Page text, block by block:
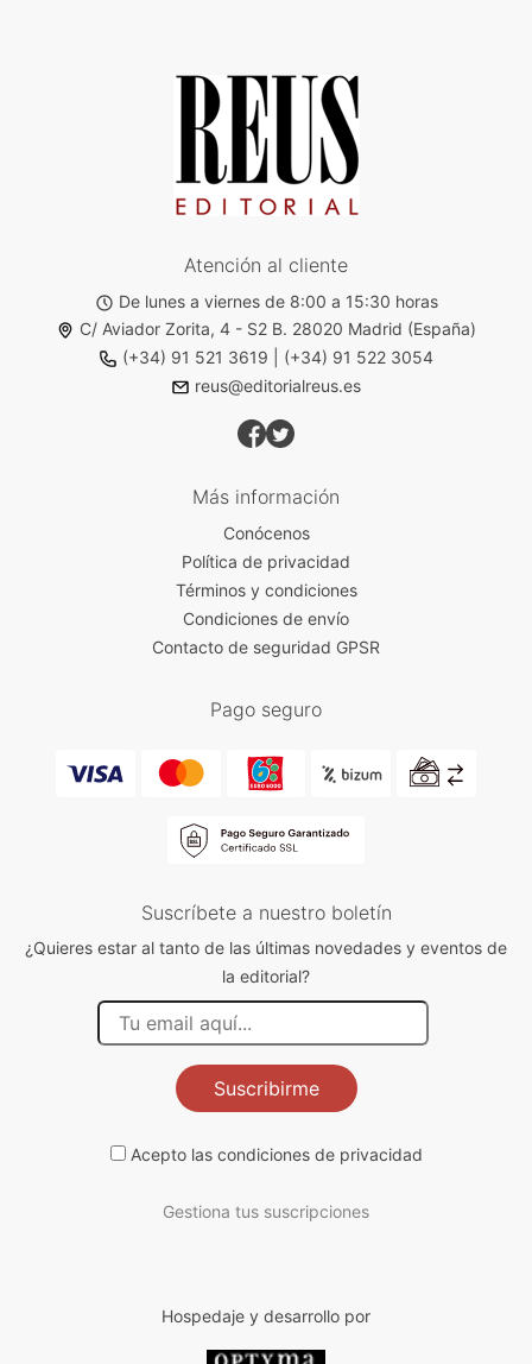
Atención al cliente
De lunes a viernes de 8:00 a 15:30 horas
C/ Aviador Zorita, 4 - S2 B. 28020 Madrid (España)
(+34) 91 521 3619
(+34) 91 522 3054
reus@editorialreus.es
Más información
Conócenos
Política de privacidad
Términos y condiciones
Condiciones de envío
Contacto de seguridad GPSR
Pago seguro
Suscríbete a nuestro boletín
¿Quieres estar al tanto de las últimas novedades y eventos de
la editorial?
Suscribirme
Acepto las condiciones de privacidad
Gestiona tus suscripciones
Hospedaje y desarrollo por